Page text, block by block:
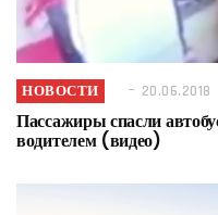
НОВОСТИ 20.06.2018
Пассажиры спасли
водителем (видео)